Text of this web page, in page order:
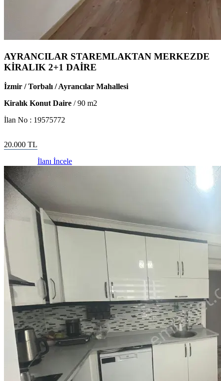
AYRANCILAR STAREMLAKTAN MERKEZDE
KİRALIK 2+1 DAİRE
İzmir / Torbalı / Ayrancılar Mahallesi
Kiralık Konut Daire /90 m2
İlan No : 19575772
20.000 TL
İlanı İncele